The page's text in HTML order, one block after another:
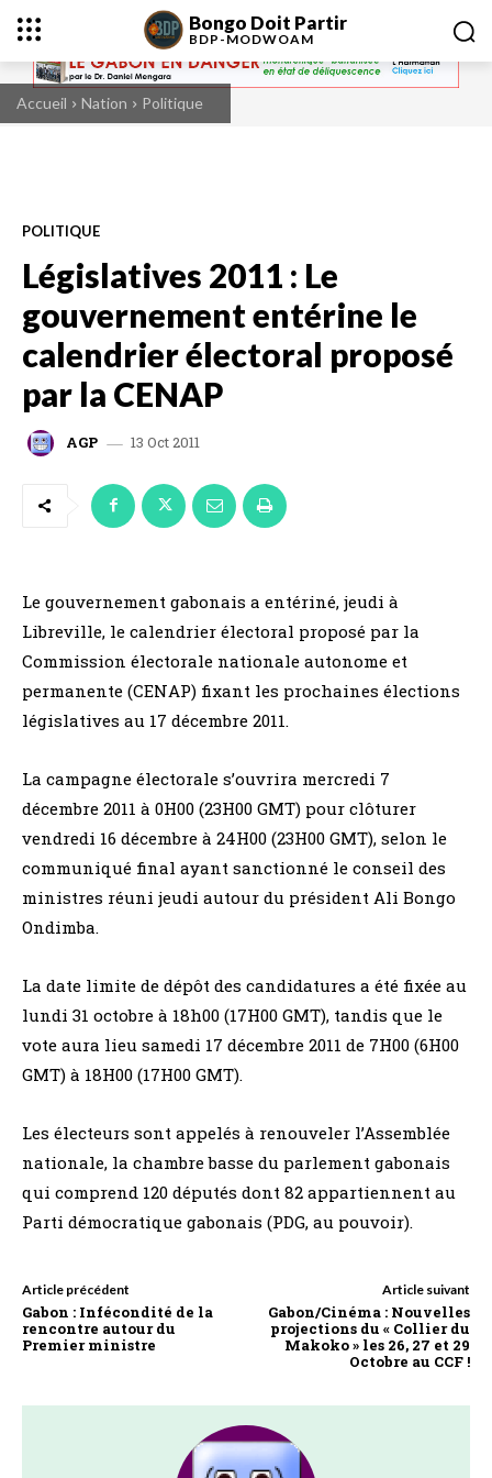
Bongo Doit Partir
BDP-MODWOAM
Accueil Nation Politique
POLITIQUE
Législatives 2011 : Le
gouvernement entérine le
calendrier électoral proposé
par la CENAP
AGP 13 Oct 2011
Le gouvernement gabonais a entériné, jeudi à
Libreville, le calendrier électoral proposé par la
Commission électorale nationale autonome et
permanente (CENAP) fixant les prochaines élections
législatives au 17 décembre 2011.
La campagne électorale s’ouvrira mercredi 7
décembre 2011 à 0H00 (23H00 GMT) pour clôturer
vendredi 16 décembre à 24H00 (23H00 GMT), selon le
communiqué final ayant sanctionné le conseil des
ministres réuni jeudi autour du président Ali Bongo
Ondimba.
La date limite de dépôt des candidatures a été fixée au
lundi 31 octobre à 18h00 (17H00 GMT), tandis que le
vote aura lieu samedi 17 décembre 2011 de 7H00 (6H00
GMT) à 18H00 (17H00 GMT).
Les électeurs sont appelés à renouveler l’Assemblée
nationale, la chambre basse du parlement gabonais
qui comprend 120 députés dont 82 appartiennent au
Parti démocratique gabonais (PDG, au pouvoir).
Article précédent
Gabon : Infécondité de la
rencontre autour du
Premier ministre
Article suivant
Gabon/Cinéma : Nouvelles
projections du « Collier du
Makoko » les 26, 27 et 29
Octobre au CCF !